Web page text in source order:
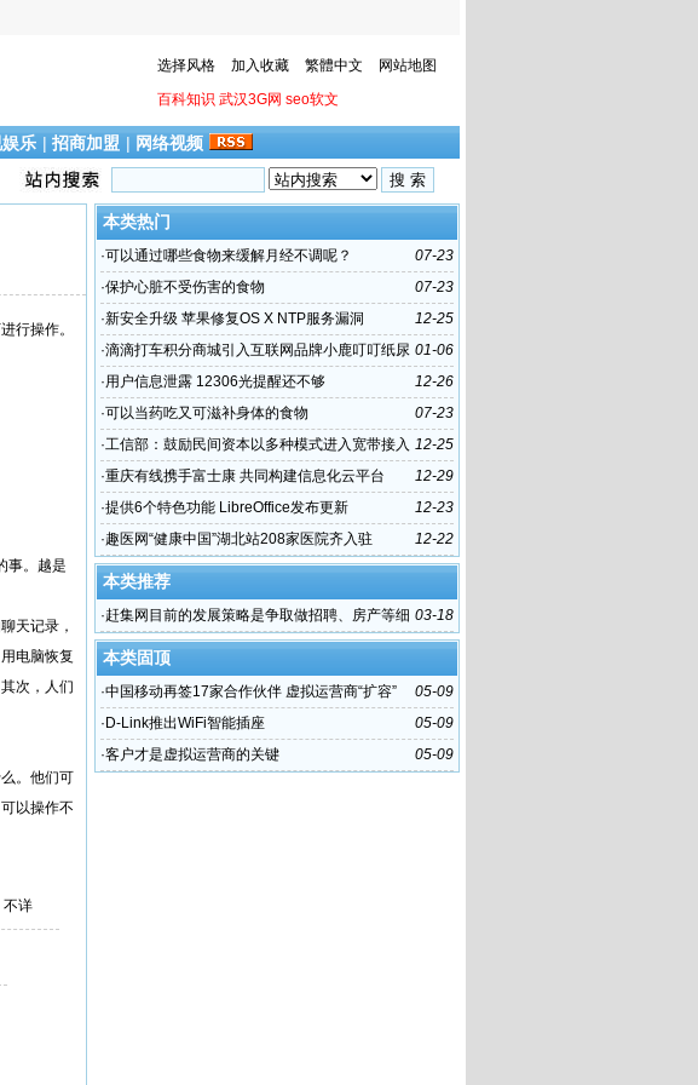
选择风格 加入收藏 繁體中文
网站地图
百科知识 武汉3G网 seo软文
乐 | 招商加盟 | 网络视频
行操作。
事。越是
天记录，
电脑恢复
次，人们
。他们可
以操作不
不详
本类热门
07-23
·可以通过哪些食物来缓解月经不调呢？
07-23
·保护心脏不受伤害的食物
12-25
·新安全升级 苹果修复OS X NTP服务漏洞
01-06
·滴滴打车积分商城引入互联网品牌小鹿叮叮纸尿
裤
12-26
·用户信息泄露 12306光提醒还不够
07-23
·可以当药吃又可滋补身体的食物
12-25
·工信部：鼓励民间资本以多种模式进入宽带接入
市场
12-29
·重庆有线携手富士康 共同构建信息化云平台
12-23
·提供6个特色功能 LibreOffice发布更新
12-22
·趣医网“健康中国”湖北站208家医院齐入驻
本类推荐
03-18
·赶集网目前的发展策略是争取做招聘、房产等细
分品类市场的头名
本类固顶
05-09
·中国移动再签17家合作伙伴 虚拟运营商“扩容”
05-09
· D-Link推出WiFi智能插座
05-09
·客户才是虚拟运营商的关键